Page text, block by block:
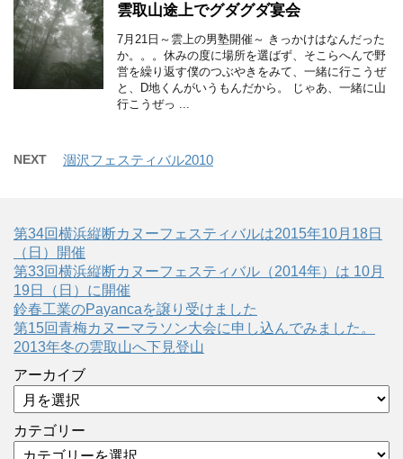
雲取山途上でグダグダ宴会
7月21日～雲上の男塾開催～ きっかけはなんだった
か。。。休みの度に場所を選ばず、そこらへんで野
営を繰り返す僕のつぶやきをみて、一緒に行こうぜ
と、D地くんがいうもんだから。 じゃあ、一緒に山
行こうぜっ ...
NEXT 涸沢フェスティバル2010
第34回横浜縦断カヌーフェスティバルは2015年10月18日
（日）開催
第33回横浜縦断カヌーフェスティバル（2014年）は 10月
19日（日）に開催
鈴春工業のPayancaを譲り受けました
第15回青梅カヌーマラソン大会に申し込んでみました。
2013年冬の雲取山へ下見登山
アーカイブ
カテゴリー